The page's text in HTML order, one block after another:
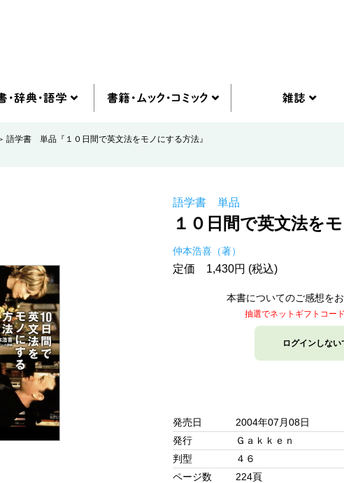
語学書 単品『１０日間で英文法をモノにする方法』
語学書 単品
１０日間で英文法を
仲本浩喜（著）
定価 1,430円 (税込)
本書についてのご感想を
抽選でネットギフトコー
ログインしない
発売日
2004年07月08日
発行
Ｇａｋｋｅｎ
判型
４６
ページ数
224頁